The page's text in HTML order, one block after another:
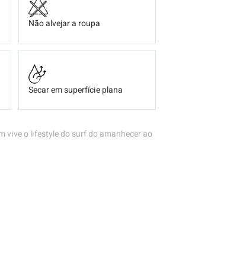
Não alvejar a roupa
Secar em superfície plana
vive o lifestyle do surf do amanhecer ao